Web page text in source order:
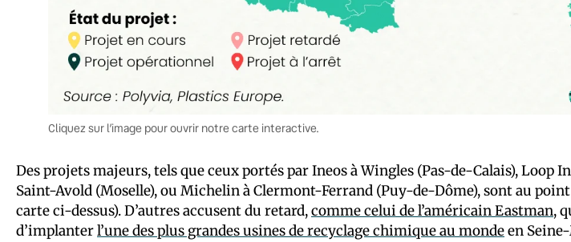
Cliquez sur l’image pour ouvrir notre carte interactive.
Des projets majeurs, tels que ceux portés par Ineos à Wingles (Pas-de-Calais), Loop
Saint-Avold (Moselle), ou Michelin à Clermont-Ferrand (Puy-de-Dôme), sont au
carte ci-dessus). D’autres accusent du retard,comme celui de l’américain Eastman,
d’implanterl’une des plus grandes usines de recyclage chimique au mondeen